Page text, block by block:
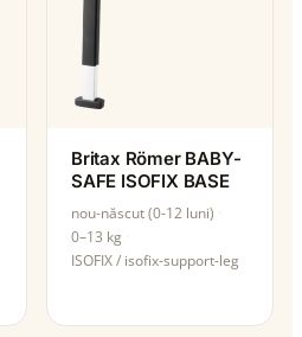
Britax Römer BABY-
SAFE ISOFIX BASE
nou-născut (0-12 luni)
0–13 kg
ISOFIX / isofix-support-leg